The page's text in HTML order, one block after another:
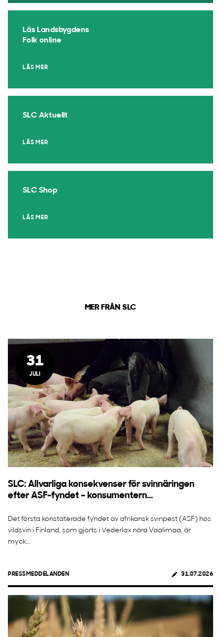
Läs Landsbygdens
Folk online
LÄS MER
SLC Aktuellt
LÄS MER
SLC Shop
LÄS MER
MER FRÅN SLC
31
JULI
SLC: Allvarliga konsekvenser för svinnäringen
efter ASF-fyndet – konsumentern...
Det första konstaterade fyndet av afrikansk svinpest (ASF) hos
vildsvin i Finland, som gjorts i Vederlax nära Vaalimaa, är
myck...
PRESSMEDDELANDEN 31.07.2026